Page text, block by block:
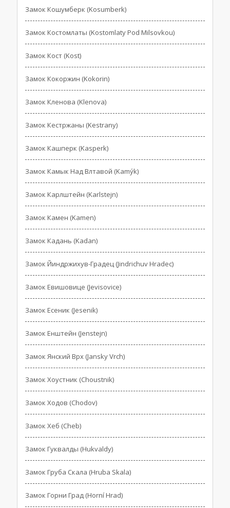
Замок Кошумберк (Kosumberk)
Замок Костомлаты (Kostomlaty Pod Milsovkou)
Замок Кост (Kost)
Замок Кокоржин (Kokorin)
Замок Кленова (Klenova)
Замок Кестржаны (Kestrany)
Замок Кашперк (Kasperk)
Замок Камык Над Влтавой (Kamýk)
Замок Карлштейн (Karlstejn)
Замок Камен (Kamen)
Замок Кадань (Kadan)
Замок Йиндржихув-Градец (Jindrichuv Hradec)
Замок Евишовице (Jevisovice)
Замок Есеник (Jesenik)
Замок Енштейн (Jenstejn)
Замок Янский Врх (Jansky Vrch)
Замок Хоустник (Choustnik)
Замок Ходов (Chodov)
Замок Хеб (Cheb)
Замок Гуквалды (Hukvaldy)
Замок Груба Скала (Hruba Skala)
Замок Горни Град (Horní Hrad)